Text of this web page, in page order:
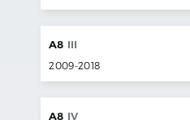
A8 III
2009-2018
A8 IV